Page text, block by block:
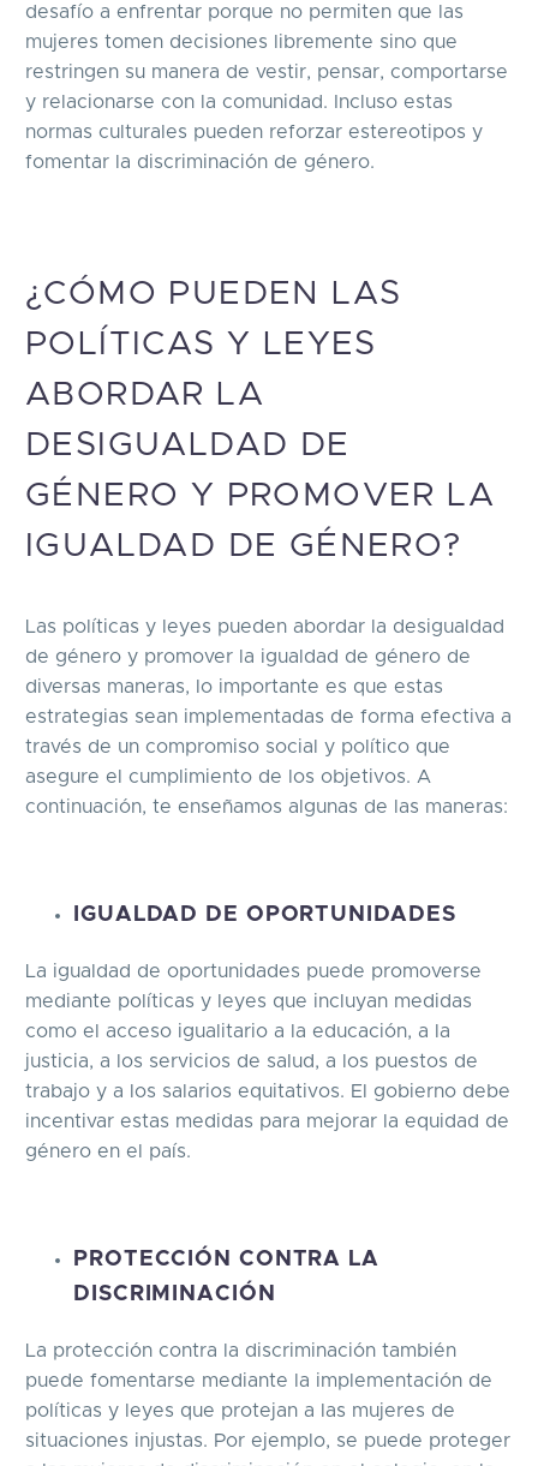
desafío a enfrentar porque no permiten que las
mujeres tomen decisiones libremente sino que
restringen su manera de vestir, pensar, comportarse
y relacionarse con la comunidad. Incluso estas
normas culturales pueden reforzar estereotipos y
fomentar la discriminación de género.
¿CÓMO PUEDEN LAS
POLÍTICAS Y LEYES
ABORDAR LA
DESIGUALDAD DE
GÉNERO Y PROMOVER LA
IGUALDAD DE GÉNERO?
Las políticas y leyes pueden abordar la desigualdad
de género y promover la igualdad de género de
diversas maneras, lo importante es que estas
estrategias sean implementadas de forma efectiva a
través de un compromiso social y político que
asegure el cumplimiento de los objetivos. A
continuación, te enseñamos algunas de las maneras:
IGUALDAD DE OPORTUNIDADES
La igualdad de oportunidades puede promoverse
mediante políticas y leyes que incluyan medidas
como el acceso igualitario a la educación, a la
justicia, a los servicios de salud, a los puestos de
trabajo y a los salarios equitativos. El gobierno debe
incentivar estas medidas para mejorar la equidad de
género en el país.
PROTECCIÓN CONTRA LA
DISCRIMINACIÓN
La protección contra la discriminación también
puede fomentarse mediante la implementación de
políticas y leyes que protejan a las mujeres de
situaciones injustas. Por ejemplo, se puede proteger